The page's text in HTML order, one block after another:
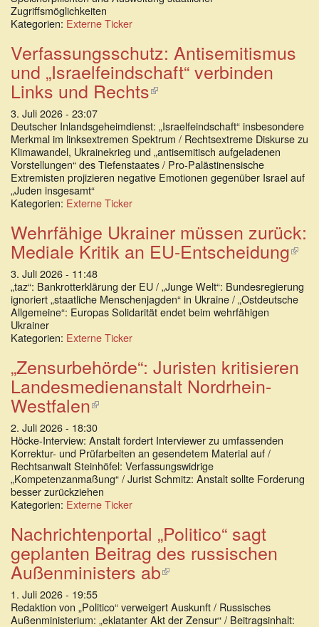
Zugriffsmöglichkeiten
Kategorien: Externe Ticker
Verfassungsschutz: Antisemitismus
und „Israelfeindschaft“ verbinden
Links und Rechts(Link
extern)
3. Juli 2026 - 23:07
Deutscher Inlandsgeheimdienst: „Israelfeindschaft“ insbesondere
Merkmal im linksextremen Spektrum / Rechtsextreme Diskurse zu
Klimawandel, Ukrainekrieg und „antisemitisch aufgeladenen
Vorstellungen“ des Tiefenstaates / Pro-Palästinensische
Extremisten projizieren negative Emotionen gegenüber Israel auf
„Juden insgesamt“
Kategorien: Externe Ticker
Wehrfähige Ukrainer müssen zurück:
Mediale Kritik an EU-Entscheidung
3. Juli 2026 - 11:48
„taz“: Bankrotterklärung der EU / „Junge Welt“: Bundesregierung
ignoriert „staatliche Menschenjagden“ in Ukraine / „Ostdeutsche
Allgemeine“: Europas Solidarität endet beim wehrfähigen
Ukrainer
Kategorien: Externe Ticker
„Zensurbehörde“: Juristen kritisieren
Landesmedienanstalt Nordrhein-
Westfalen(Link
ist
extern)
2. Juli 2026 - 18:30
Höcke-Interview: Anstalt fordert Interviewer zu umfassenden
Korrektur- und Prüfarbeiten an gesendetem Material auf /
Rechtsanwalt Steinhöfel: Verfassungswidrige
„Kompetenzanmaßung“ / Jurist Schmitz: Anstalt sollte Forderung
besser zurückziehen
Kategorien: Externe Ticker
Nachrichtenportal „Politico“ sagt
geplanten Beitrag des russischen
Außenministers ab(Link
extern)
1. Juli 2026 - 19:55
Redaktion von „Politico“ verweigert Auskunft / Russisches
Außenministerium: „eklatanter Akt der Zensur“ / Beitragsinhalt: